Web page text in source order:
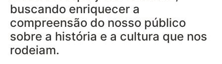
buscando enriquecer a
compreensão do nosso público
sobre a história e a cultura que nos
rodeiam.